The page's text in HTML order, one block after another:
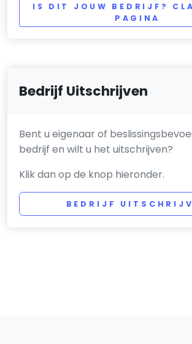
IS DIT JOUW BEDRIJF?
PAGINA
Bedrijf Uitschrijven
Bent u eigenaar of
bedrijf en wilt u het uitschrijven?
Klik dan op de knop hieronder.
BEDRIJF